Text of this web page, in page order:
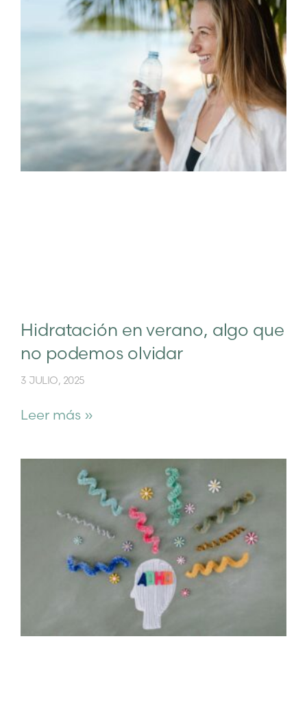
Hidratación en verano, algo que
no podemos olvidar
3 JULIO, 2025
Leer más »